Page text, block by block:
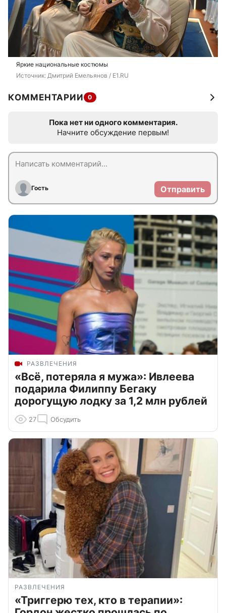
Яркие национальные костюмы
Источник: Дмитрий Емельянов / E1.RU
КОММЕНТАРИИ 0
Пока нет ни одного комментария.
Начните обсуждение первым!
Гость Отправить
РАЗВЛЕЧЕНИЯ
«Всё, потеряла я мужа»: Ивлеева
подарила Филиппу Бегаку
дорогущую лодку за 1,2 млн рублей
27 Обсудить
РАЗВЛЕЧЕНИЯ
«Триггерю тех, кто в терапии»: